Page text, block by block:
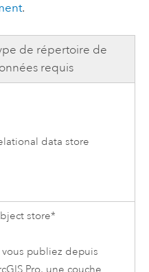
.
de répertoire de
requis
data store
store*
vous publiez depuis